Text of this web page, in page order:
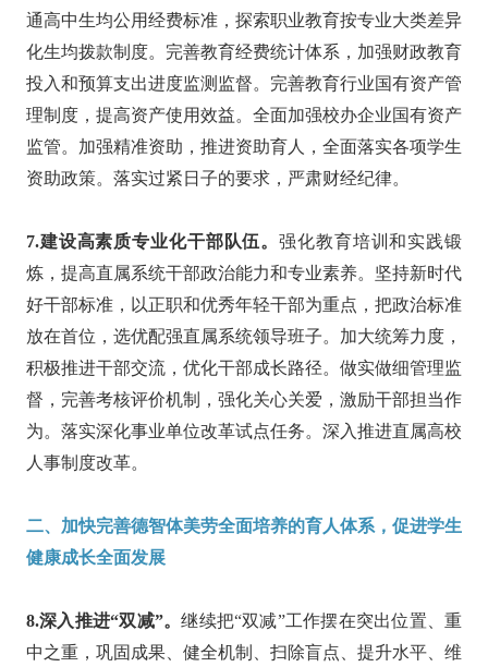
通高中生均公用经费标准，探索职业教育按专业大类差异
化生均拨款制度。完善教育经费统计体系，加强财政教育
投入和预算支出进度监测监督。完善教育行业国有资产管
理制度，提高资产使用效益。全面加强校办企业国有资产
监管。加强精准资助，推进资助育人，全面落实各项学生
资助政策。落实过紧日子的要求，严肃财经纪律。
7.建设高素质专业化干部队伍。强化教育培训和实践锻
炼，提高直属系统干部政治能力和专业素养。坚持新时代
好干部标准，以正职和优秀年轻干部为重点，把政治标准
放在首位，选优配强直属系统领导班子。加大统筹力度，
积极推进干部交流，优化干部成长路径。做实做细管理监
督，完善考核评价机制，强化关心关爱，激励干部担当作
为。落实深化事业单位改革试点任务。深入推进直属高校
人事制度改革。
二、加快完善德智体美劳全面培养的育人体系，促进学生
健康成长全面发展
8.深入推进“双减”。继续把“双减”工作摆在突出位置、重
中之重，巩固成果、健全机制、扫除盲点、提升水平、维